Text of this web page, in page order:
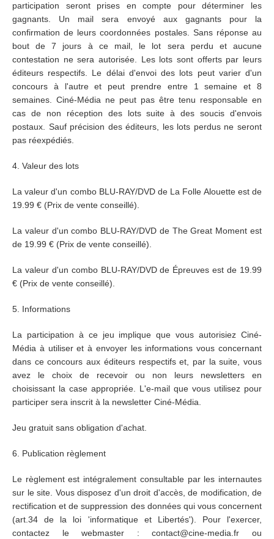
participation seront prises en compte pour déterminer les
gagnants. Un mail sera envoyé aux gagnants pour la
confirmation de leurs coordonnées postales. Sans réponse au
bout de 7 jours à ce mail, le lot sera perdu et aucune
contestation ne sera autorisée. Les lots sont offerts par leurs
éditeurs respectifs. Le délai d'envoi des lots peut varier d'un
concours à l'autre et peut prendre entre 1 semaine et 8
semaines. Ciné-Média ne peut pas être tenu responsable en
cas de non réception des lots suite à des soucis d'envois
postaux. Sauf précision des éditeurs, les lots perdus ne seront
pas réexpédiés.
4. Valeur des lots
La valeur d'un combo BLU-RAY/DVD de La Folle Alouette est de
19.99 € (Prix de vente conseillé).
La valeur d'un combo BLU-RAY/DVD de The Great Moment est
de 19.99 € (Prix de vente conseillé).
La valeur d'un combo BLU-RAY/DVD de Épreuves est de 19.99
€ (Prix de vente conseillé).
5. Informations
La participation à ce jeu implique que vous autorisiez Ciné-
Média à utiliser et à envoyer les informations vous concernant
dans ce concours aux éditeurs respectifs et, par la suite, vous
avez le choix de recevoir ou non leurs newsletters en
choisissant la case appropriée. L'e-mail que vous utilisez pour
participer sera inscrit à la newsletter Ciné-Média.
Jeu gratuit sans obligation d'achat.
6. Publication règlement
Le règlement est intégralement consultable par les internautes
sur le site. Vous disposez d'un droit d'accès, de modification, de
rectification et de suppression des données qui vous concernent
(art.34 de la loi 'informatique et Libertés'). Pour l'exercer,
contactez le webmaster : contact@cine-media.fr ou